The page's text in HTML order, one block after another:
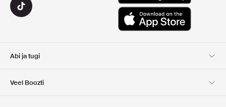
Abi ja tugi
Veel Boozti